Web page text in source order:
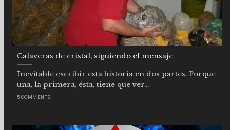
Calaveras de cristal, siguiendo el mensaje
Inevitable escribir esta historia en dos partes. Porque
una, la primera, ésta, tiene que ver...
5 COMMENTS